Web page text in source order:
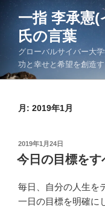
へ
一指 李承憲
氏の言葉
グローバルサイバー大
功と幸せと希望を創造
月: 2019年1月
投
稿
日:
2019年1月24日
今日の目標をす
毎日、自分の人生を
一日の目標を明確に